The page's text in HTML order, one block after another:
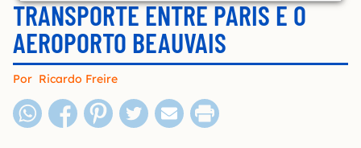
TRANSPORTE ENTRE PARIS E O
AEROPORTO BEAUVAIS
Por Ricardo Freire